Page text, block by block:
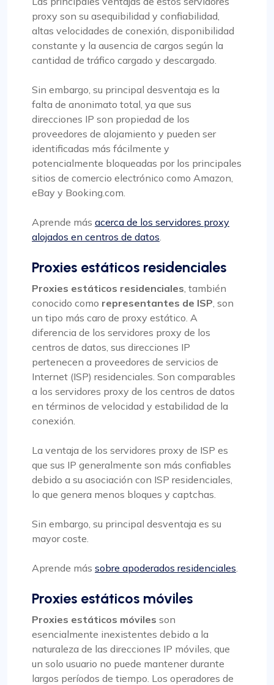
proxy son su asequibilidad y confiabilidad,
altas velocidades de conexión, disponibilidad
constante y la ausencia de cargos según la
cantidad de tráfico cargado y descargado.
Sin embargo, su principal desventaja es la
falta de anonimato total, ya que sus
direcciones IP son propiedad de los
proveedores de alojamiento y pueden ser
identificadas más fácilmente y
potencialmente bloqueadas por los principales
sitios de comercio electrónico como Amazon,
eBay y Booking.com.
Aprende más acerca de los servidores proxy
alojados en centros de datos
Proxies estáticos residenciales
Proxies estáticos residenciales , también
conocido como representantes de ISP , son
un tipo más caro de proxy estático. A
diferencia de los servidores proxy de los
centros de datos, sus direcciones IP
pertenecen a proveedores de servicios de
Internet (ISP) residenciales. Son comparables
a los servidores proxy de los centros de datos
en términos de velocidad y estabilidad de la
conexión.
La ventaja de los servidores proxy de ISP es
que sus IP generalmente son más confiables
debido a su asociación con ISP residenciales,
lo que genera menos bloques y captchas.
Sin embargo, su principal desventaja es su
mayor coste.
Aprende más sobre apoderados residenciales
Proxies estáticos móviles
Proxies estáticos móviles son
esencialmente inexistentes debido a la
naturaleza de las direcciones IP móviles, que
un solo usuario no puede mantener durante
largos períodos de tiempo. Los operadores de